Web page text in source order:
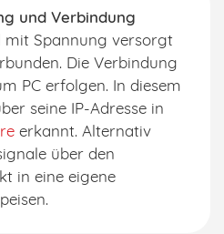
und Verbindung
mit Spannung versorgt
Die Verbindung
PC erfolgen. In diesem
seine IP-Adresse in
erkannt. Alternativ
über den
in eine eigene